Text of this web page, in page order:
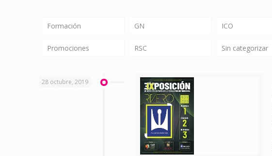
Formación GN ICO
Promociones RSC Sin categorizar
28 octubre, 2019